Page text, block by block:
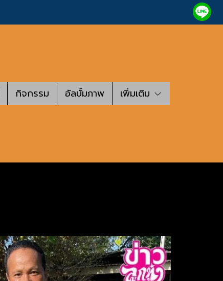
กิจกรรม อัลบั้มภาพ เพิ่มเติม